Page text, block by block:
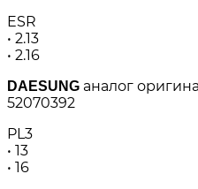
ESR
• 2.13
• 2.16
DAESUNG аналог
52070392
PL3
• 13
• 16